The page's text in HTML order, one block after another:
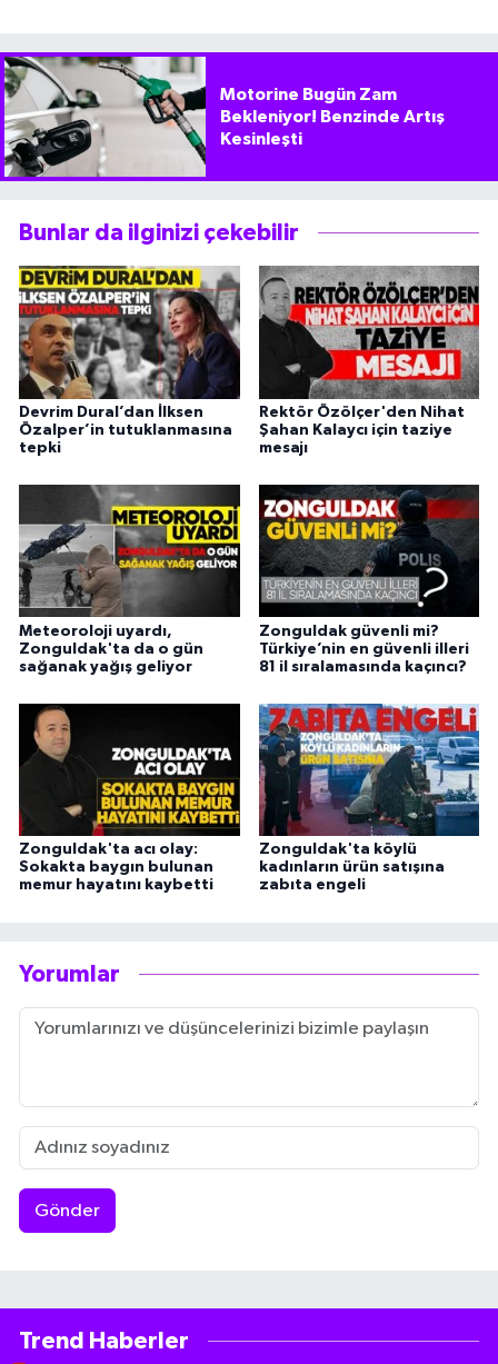
Motorine Bugün Zam
Bekleniyor! Benzinde Artış
Kesinleşti
Bunlar da ilginizi çekebilir
Devrim Dural’dan İlksen
Özalper’in tutuklanmasına
tepki
Rektör Özölçer'den Nihat
Şahan Kalaycı için taziye
mesajı
Meteoroloji uyardı,
Zonguldak'ta da o gün
sağanak yağış geliyor
Zonguldak güvenli mi?
Türkiye’nin en güvenli illeri
81 il sıralamasında kaçıncı?
Zonguldak'ta acı olay:
Sokakta baygın bulunan
memur hayatını kaybetti
Zonguldak'ta köylü
kadınların ürün satışına
zabıta engeli
Yorumlar
Gönder
Trend Haberler